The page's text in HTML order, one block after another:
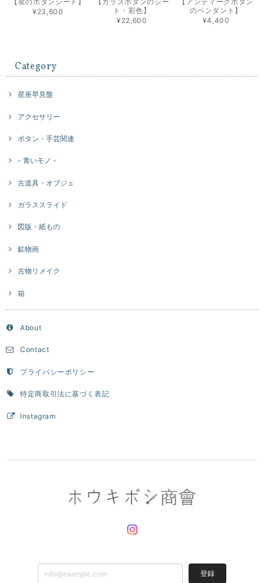
¥23,600
ト・彩色】
¥22,600
のペンダント】
¥4,400
Category
星座早見盤
アクセサリー
ボタン・手芸関連
- 青いモノ -
古道具・オブジェ
ガラススライド
図版・紙もの
鉱物画
古物リメイク
箱
About
Contact
プライバシーポリシー
特定商取引法に基づく表記
Instagram
登録